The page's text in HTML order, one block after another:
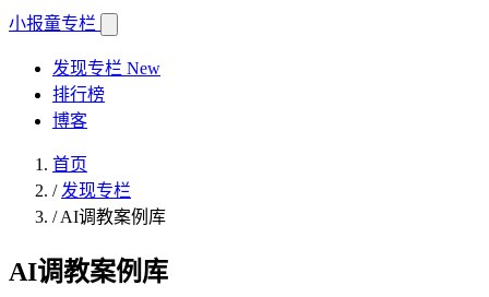
小报童专栏
发现专栏 New
排行榜
博客
首页
/ 发现专栏
/AI调教案例库
AI调教案例库